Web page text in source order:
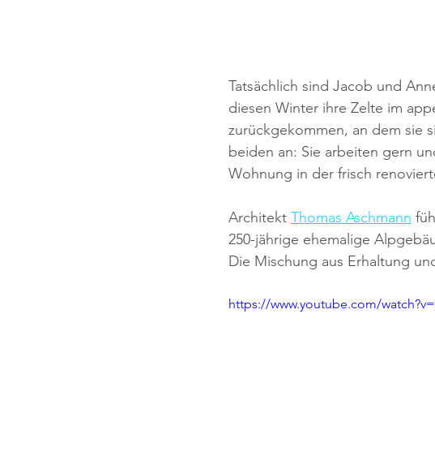
Tatsächlich sind Jacob und
diesen Winter ihre Zelte im
zurückgekommen, an dem sie
beiden an: Sie arbeiten gern
Wohnung in der frisch
Architekt Thomas Aschmann
250-jährige ehemalige
Die Mischung aus Erhaltung
https://www.youtube.com/